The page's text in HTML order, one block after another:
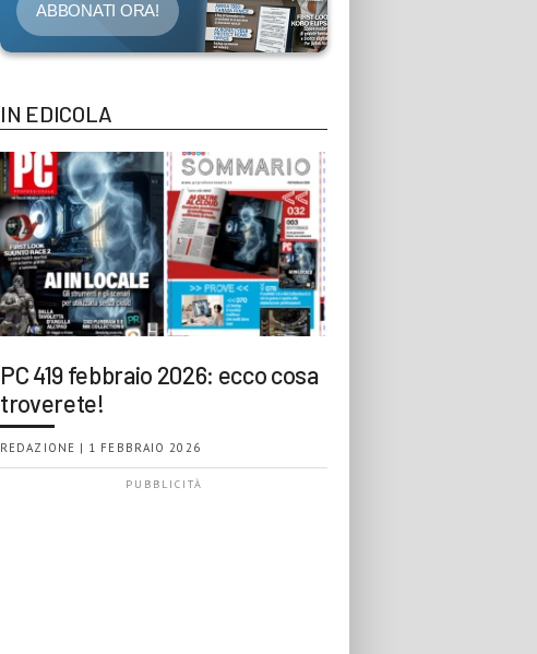
ABBONATI ORA!
IN EDICOLA
PC 419 febbraio 2026: ecco cosa
troverete!
REDAZIONE | 1 FEBBRAIO 2026